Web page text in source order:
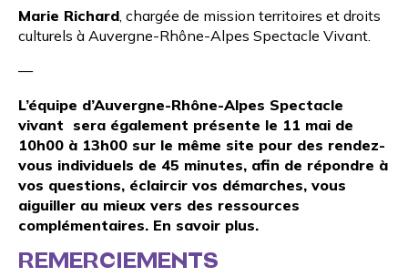
Marie Richard, chargée de mission territoires et droits
culturels à Auvergne-Rhône-Alpes Spectacle Vivant.
—
L’équipe d’Auvergne-Rhône-Alpes Spectacle
vivant sera également présente le 11 mai de
10h00 à 13h00 sur le même site pour des rendez-
vous individuels de 45 minutes, afin de répondre à
vos questions, éclaircir vos démarches, vous
aiguiller au mieux vers des ressources
complémentaires. En savoir plus.
REMERCIEMENTS